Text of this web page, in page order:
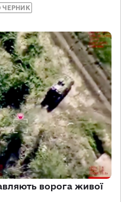
ЧЕРНИК
ворога живої